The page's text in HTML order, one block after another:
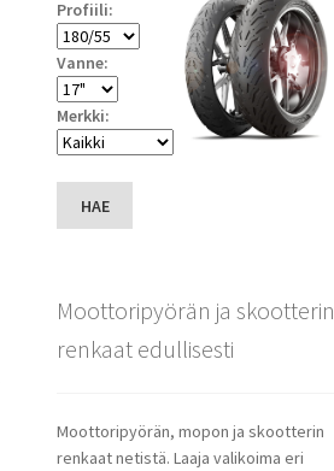
Profiili:
Vanne:
Merkki:
HAE
Moottoripyörän ja skootterin
renkaat edullisesti
Moottoripyörän, mopon ja skootterin
renkaat netistä. Laaja valikoima eri